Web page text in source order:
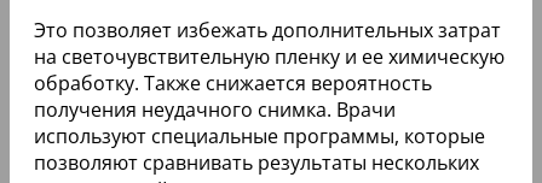
Это позволяет избежать дополнительных затрат
на светочувствительную пленку и ее химическую
обработку. Также снижается вероятность
получения неудачного снимка. Врачи
используют специальные программы, которые
позволяют сравнивать результаты нескольких